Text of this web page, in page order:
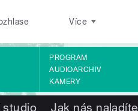
Více
PROGRAM
AUDIOARCHIV
KAMERY
studio Jak nás naladíte